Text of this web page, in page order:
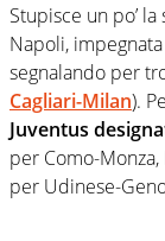
Stupisce un po’
Napoli,
segnalando per
Cagliari-Milan).
Juventus
per Como-
per Udinese-